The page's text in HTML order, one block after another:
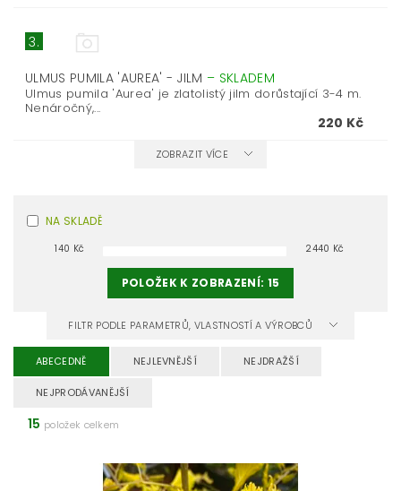
3.
ULMUS PUMILA 'AUREA' - JILM – SKLADEM
Ulmus pumila 'Aurea' je zlatolistý jilm dorůstající 3-4 m.
Nenáročný,...
220 Kč
ZOBRAZIT VÍCE
NA SKLADĚ
140 Kč 2440 Kč
POLOŽEK K ZOBRAZENÍ: 15
FILTR PODLE PARAMETRŮ, VLASTNOSTÍ A VÝROBCŮ
ABECEDNĚ NEJLEVNĚJŠÍ NEJDRAŽŠÍ
NEJPRODÁVANĚJŠÍ
15 položek celkem